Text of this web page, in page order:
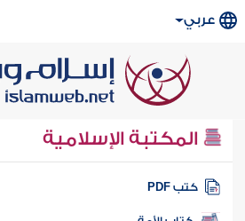
عربي
المكتبة الإسلامية
كتب PDF